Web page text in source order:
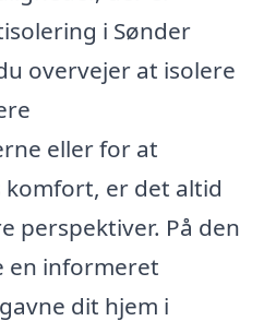
i Sønder
overvejer at isolere
eller for at
er det altid
perspektiver. På den
en informeret
dit hjem i